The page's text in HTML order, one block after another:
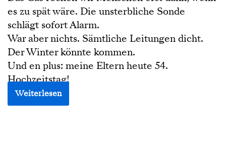
es zu spät wäre. Die unsterbliche Sonde
schlägt sofort Alarm.
War aber nichts. Sämtliche Leitungen dicht.
Der Winter könnte kommen.
Und en plus: meine Eltern heute 54.
Hochzeitstag!
Weiterlesen